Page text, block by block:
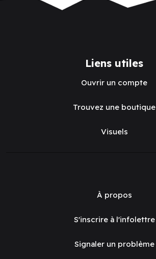
Liens utiles
Ouvrir un compte
Trouvez une boutique
Visuels
À propos
S'inscrire à l'infolettre
Signaler un problème